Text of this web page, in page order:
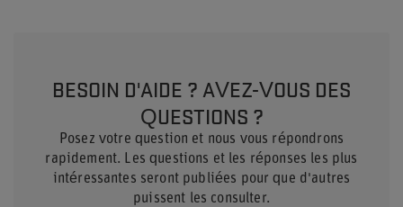
BESOIN D'AIDE ? AVEZ-VOUS DES
QUESTIONS ?
Posez votre question et nous vous répondrons
rapidement. Les questions et les réponses les plus
intéressantes seront publiées pour que d'autres
puissent les consulter.